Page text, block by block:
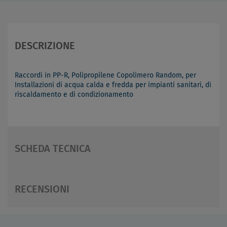
DESCRIZIONE
Raccordi in PP-R, Polipropilene Copolimero Random, per
Installazioni di acqua calda e fredda per impianti sanitari, di
riscaldamento e di condizionamento
SCHEDA TECNICA
RECENSIONI